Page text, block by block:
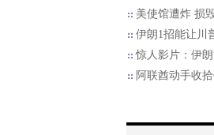
美使馆遭炸 损
伊朗1招能让川
惊人影片：伊
阿联酋动手收